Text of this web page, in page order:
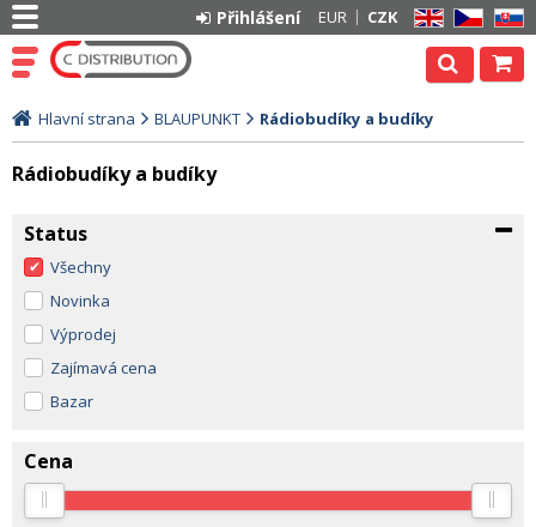
EN CZ SK
EUR CZK
Přihlášení
Hlavní strana BLAUPUNKT Rádiobudíky a budíky
Rádiobudíky a budíky
Status
Všechny
Novinka
Výprodej
Zajímavá cena
Bazar
Cena